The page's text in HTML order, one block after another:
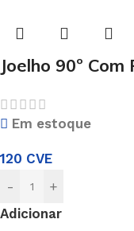
Joelho 90º Com
Em estoque
120 CVE
-
+
Adicionar